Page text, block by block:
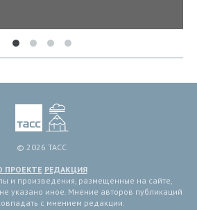
© 2026 ТАСС
ПРОЕКТЕ РЕДАКЦИЯ
и произведения, размещенные на сайте,
указано иное. Мнение авторов публикаций
с мнением редакции.